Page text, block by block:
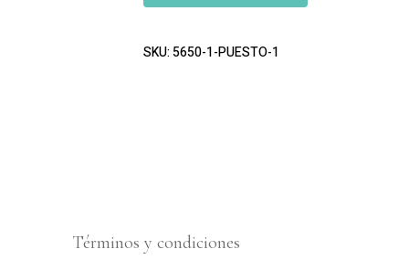
SKU:5650-1-PUESTO-1
Términos y condiciones